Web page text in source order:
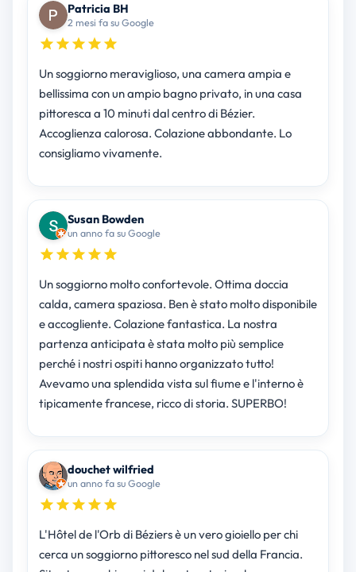
Patricia BH
2 mesi fa su Google
Un soggiorno meraviglioso, una camera ampia e
bellissima con un ampio bagno privato, in una casa
pittoresca a 10 minuti dal centro di Bézier.
Accoglienza calorosa. Colazione abbondante. Lo
consigliamo vivamente.
Susan Bowden
un anno fa su Google
Un soggiorno molto confortevole. Ottima doccia
calda, camera spaziosa. Ben è stato molto disponibile
e accogliente. Colazione fantastica. La nostra
partenza anticipata è stata molto più semplice
perché i nostri ospiti hanno organizzato tutto!
Avevamo una splendida vista sul fiume e l'interno è
tipicamente francese, ricco di storia. SUPERBO!
douchet wilfried
un anno fa su Google
L'Hôtel de l'Orb di Béziers è un vero gioiello per chi
cerca un soggiorno pittoresco nel sud della Francia.